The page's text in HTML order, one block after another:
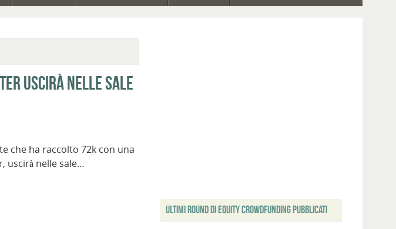
uscirà nelle sale
che ha raccolto 72k con una
uscirà nelle sale…
Ultimi Round di Equity Crowdfunding Pubblicati